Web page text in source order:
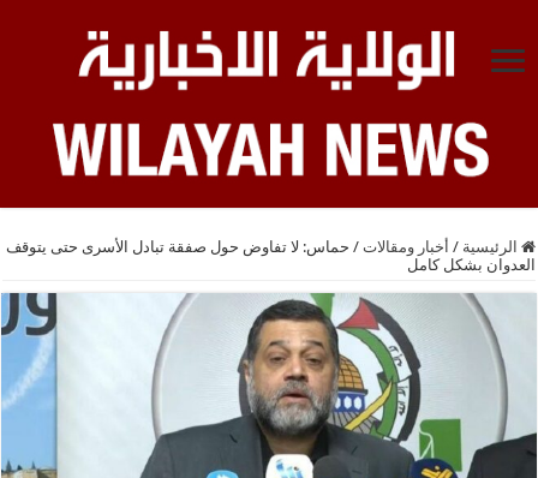
الرئيسية / أخبار ومقالات / حماس: لا تفاوض حول صفقة تبادل الأسرى حتى يتوقف
العدوان بشكل كامل